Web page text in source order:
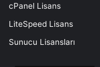
cPanel Lisans
LiteSpeed Lisans
Sunucu Lisansları